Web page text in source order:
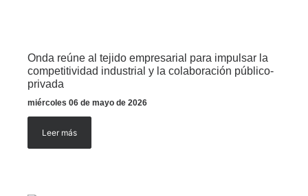
Onda reúne al tejido empresarial para impulsar la
competitividad industrial y la colaboración público-
privada
miércoles 06 de mayo de 2026
Leer más